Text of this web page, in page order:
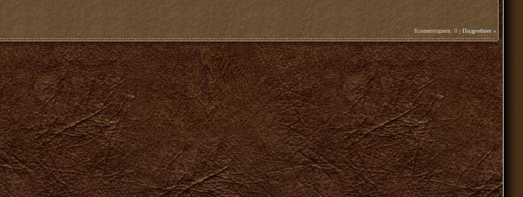
Комментариев: 0 |Подробнее »